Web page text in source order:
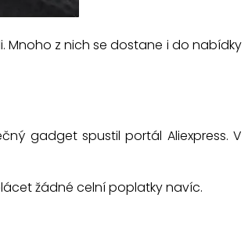
Mnoho z nich se dostane i do nabídky
gadget spustil portál Aliexpress. V
žádné celní poplatky navíc.